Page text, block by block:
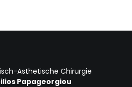
Ästhetische Chirurgie
Papageorgiou